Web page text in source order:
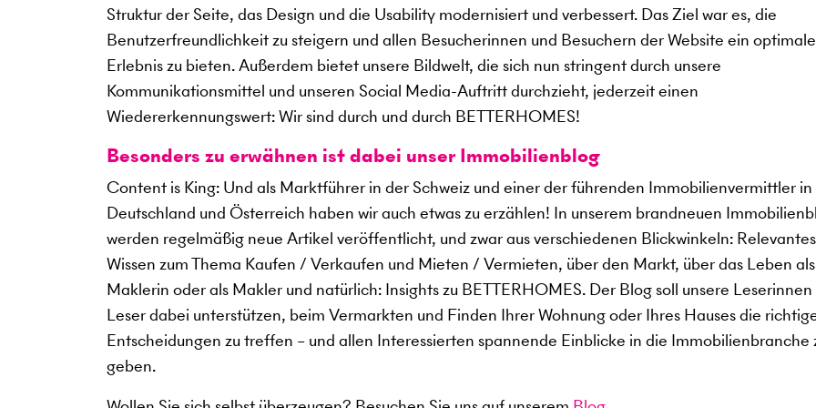
Struktur der Seite, das Design und die Usability modernisiert und verbessert. Das Ziel war es, die
Benutzerfreundlichkeit zu steigern und allen Besucherinnen und Besuchern der Website ein
Erlebnis zu bieten. Außerdem bietet unsere Bildwelt, die sich nun stringent durch unsere
Kommunikationsmittel und unseren Social Media-Auftritt durchzieht, jederzeit einen
Wiedererkennungswert: Wir sind durch und durch BETTERHOMES!
Besonders zu erwähnen ist dabei unser Immobilienblog
Content is King: Und als Marktführer in der Schweiz und einer der führenden Immobilienvermittler in
Deutschland und Österreich haben wir auch etwas zu erzählen! In unserem brandneuen
werden regelmäßig neue Artikel veröffentlicht, und zwar aus verschiedenen Blickwinkeln: Relevantes
Wissen zum Thema Kaufen / Verkaufen und Mieten / Vermieten, über den Markt, über das Leben als
Maklerin oder als Makler und natürlich: Insights zu BETTERHOMES. Der Blog soll unsere Leserinnen
Leser dabei unterstützen, beim Vermarkten und Finden Ihrer Wohnung oder Ihres Hauses die
Entscheidungen zu treffen – und allen Interessierten spannende Einblicke in die Immobilienbranche
geben.